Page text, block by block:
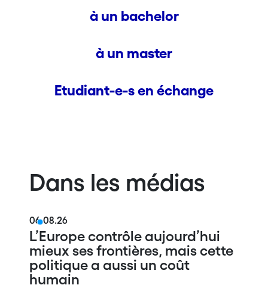
à un bachelor
à un master
Etudiant-e-s en échange
Dans les médias
06.08.26
L’Europe contrôle aujourd’hui
mieux ses frontières, mais cette
politique a aussi un coût
humain